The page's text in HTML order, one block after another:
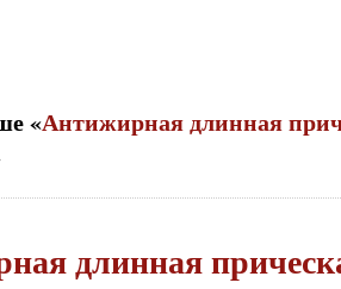
«Антижирная длинная
длинная